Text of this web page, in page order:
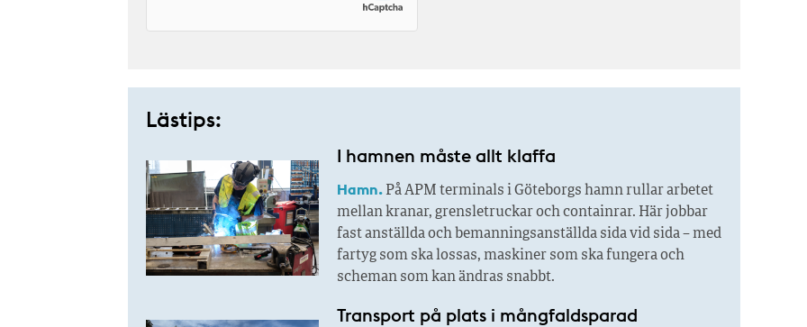
Lästips:
I hamnen måste allt klaffa
Hamn.På APM terminals i Göteborgs hamn rullar arbetet
mellan kranar, grensletruckar och containrar. Här jobbar
fast anställda och bemanningsanställda sida vid sida – med
fartyg som ska lossas, maskiner som ska fungera och
scheman som kan ändras snabbt.
Transport på plats i mångfaldsparad